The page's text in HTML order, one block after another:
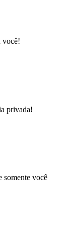
você!
privada!
somente você